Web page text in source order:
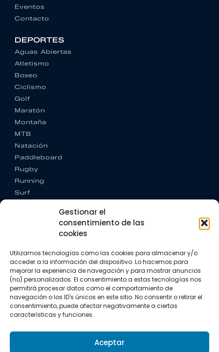
Gestionar el
consentimiento de las
cookies
Utilizamos tecnologías como las cookies para almacenar y/o
acceder a la información del dispositivo. Lo hacemos para
mejorar la experiencia de navegación y para mostrar anuncios
(no) personalizados. El consentimiento a estas tecnologías nos
permitirá procesar datos como el comportamiento de
navegación o los ID's únicos en este sitio. No consentir o retirar el
consentimiento, puede afectar negativamente a ciertas
características y funciones.
Aceptar
Eventos
Contacto
DEPORTES
Aguas Abiertas
Atletismo
Boxeo
Ciclismo
Golf
Maratón
Montaña
MTB
Natación
Paddleboard
Rugby
Running
Surf
CONTACTO
+34 662 342 177
info@vkssport.com
SÍGUENOS
Política de privacidad